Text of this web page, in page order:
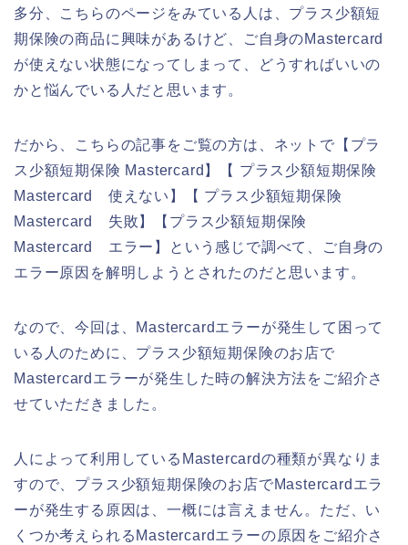
多分、こちらのページをみている人は、プラス少額短
期保険の商品に興味があるけど、ご自身のMastercard
が使えない状態になってしまって、どうすればいいの
かと悩んでいる人だと思います。
だから、こちらの記事をご覧の方は、ネットで【プラ
ス少額短期保険 Mastercard】【 プラス少額短期保険
Mastercard 使えない】【 プラス少額短期保険
Mastercard 失敗】【プラス少額短期保険
Mastercard エラー】という感じで調べて、ご自身の
エラー原因を解明しようとされたのだと思います。
なので、今回は、Mastercardエラーが発生して困って
いる人のために、プラス少額短期保険のお店で
Mastercardエラーが発生した時の解決方法をご紹介さ
せていただきました。
人によって利用しているMastercardの種類が異なりま
すので、プラス少額短期保険のお店でMastercardエラ
ーが発生する原因は、一概には言えません。ただ、い
くつか考えられるMastercardエラーの原因をご紹介さ